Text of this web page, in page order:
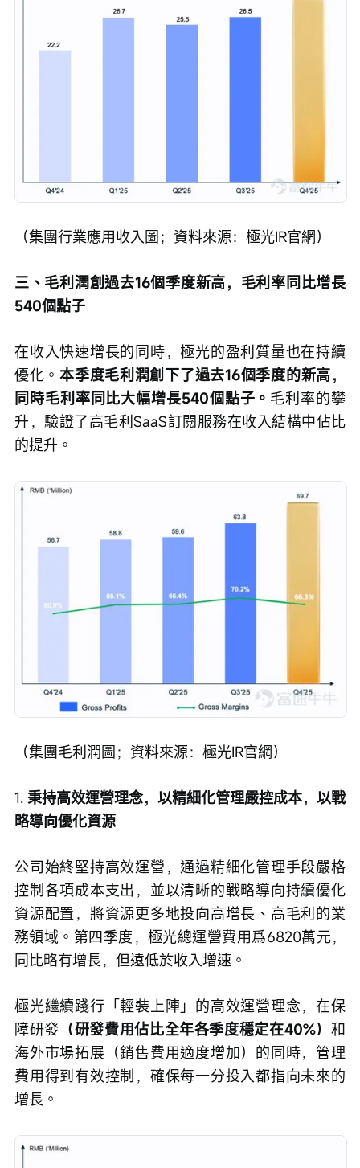
（集團行業應用收入圖；資料來源：極光IR官網）
三、毛利潤創過去16個季度新高，毛利率同比增長
540個點子
在收入快速增長的同時，極光的盈利質量也在持續
優化。本季度毛利潤創下了過去16個季度的新高，
同時毛利率同比大幅增長540個點子。 毛利率的攀
升，驗證了高毛利SaaS訂閱服務在收入結構中佔比
的提升。
（集團毛利潤圖；資料來源：極光IR官網）
1. 秉持高效運營理念，以精細化管理嚴控成本，以戰
略導向優化資源
公司始終堅持高效運營，通過精細化管理手段嚴格
控制各項成本支出，並以清晰的戰略導向持續優化
資源配置，將資源更多地投向高增長、高毛利的業
務領域。第四季度，極光總運營費用爲6820萬元，
同比略有增長，但遠低於收入增速。
極光繼續踐行「輕裝上陣」的高效運營理念，在保
障研發 （研發費用佔比全年各季度穩定在40%）和
海外市場拓展（銷售費用適度增加）的同時，管理
費用得到有效控制，確保每一分投入都指向未來的
增長。